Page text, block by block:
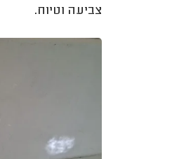
צביעה וטיוח.